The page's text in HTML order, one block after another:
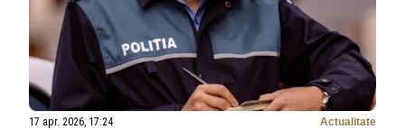
17 apr. 2026, 17:24 Actualitate